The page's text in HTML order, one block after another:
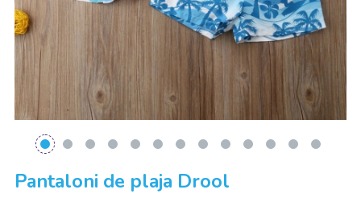
Pantaloni de plaja Drool